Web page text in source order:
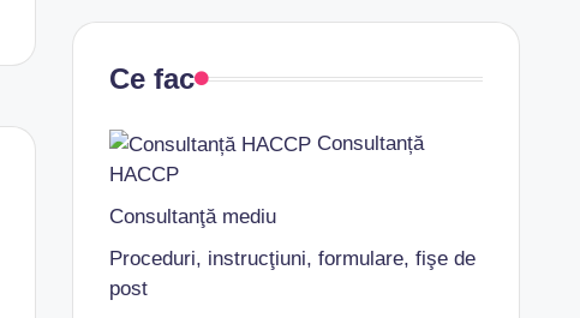
Ce fac
Consultanță
HACCP
Consultanţă mediu
Proceduri, instrucţiuni, formulare, fişe de
post